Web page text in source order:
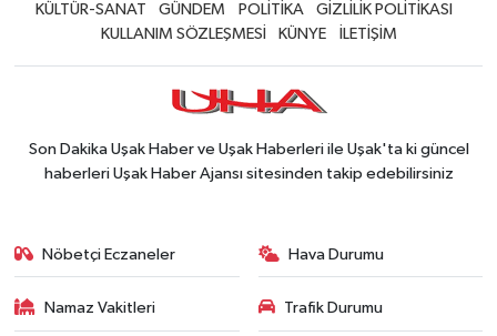
KÜLTÜR-SANAT
GÜNDEM POLİTİKA
GİZLİLİK POLİTİKASI
KULLANIM SÖZLEŞMESİ
KÜNYE İLETİŞİM
Son Dakika Uşak Haber ve Uşak Haberleri ile Uşak'ta ki güncel
haberleri Uşak Haber Ajansı sitesinden takip edebilirsiniz
Nöbetçi Eczaneler Hava Durumu
Namaz Vakitleri Trafik Durumu